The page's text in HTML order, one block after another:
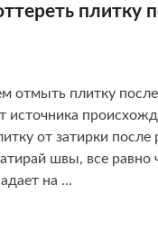
плитку
отмыть плитку
источника
от затирки после
швы, все равно
на ...